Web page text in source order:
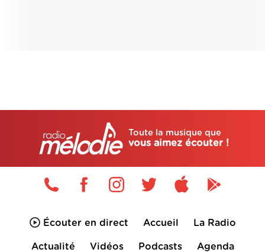
Toute la musique que
vous aimez écouter !
Écouter en direct Accueil La Radio
Actualité Vidéos Podcasts Agenda